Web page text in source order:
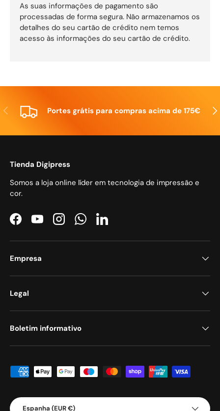
As suas informações de pagamento são
processadas de forma segura. Não armazenamos os
detalhes do seu cartão de crédito nem temos
acesso às informações do seu cartão de crédito.
Anterior Portes grátis para compras acima de 175€
Tienda Digipress
Somos a loja online líder em tecnologia de impressão e
cor.
FacebookYouTubeInstagramWhatsAppLinkedIn
Empresa
Legal
Boletim informativo
Métodos de pagamento aceites
País/Região
Espanha (EUR €)